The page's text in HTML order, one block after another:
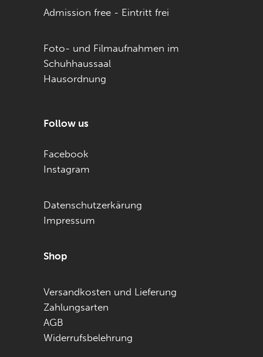
Admission free - Eintritt frei
Foto- und Filmaufnahmen im
Schuhhaussaal
Hausordnung
Follow us
Facebook
Instagram
Datenschutzerkärung
Impressum
Shop
Versandkosten und Lieferung
Zahlungsarten
AGB
Widerrufsbelehrung